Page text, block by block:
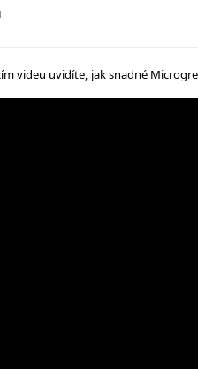
videu uvidíte, jak snadné